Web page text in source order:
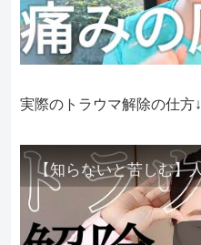
実際のトラウマ解除の仕方↓